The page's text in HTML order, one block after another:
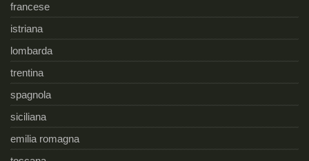
francese
istriana
lombarda
trentina
spagnola
siciliana
emilia romagna